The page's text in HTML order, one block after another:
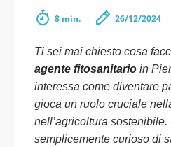
8 min. 26/12/2024
Ti sei mai chiesto cosa
agente fitosanitario in
interessa come diventare
gioca un ruolo cruciale
nell’agricoltura sostenibile.
semplicemente curioso di